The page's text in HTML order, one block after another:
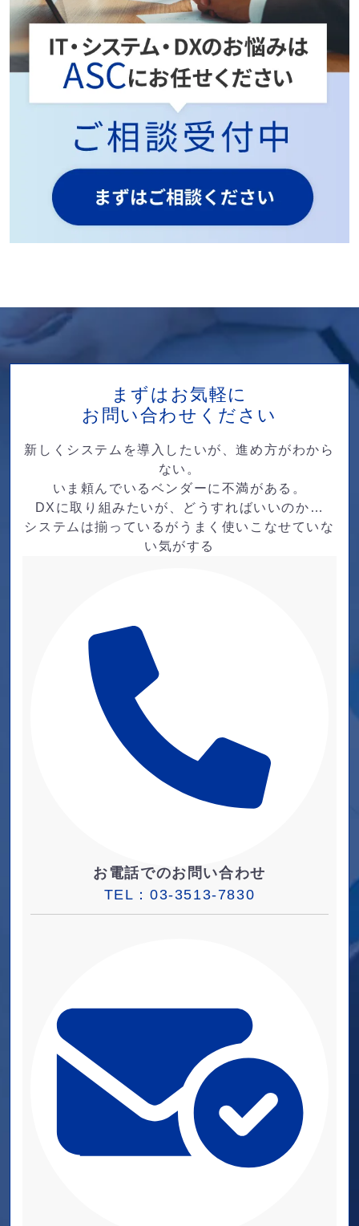
まずはお気軽に
お問い合わせください
新しくシステムを導入したいが、進め方がわから
ない。
いま頼んでいるベンダーに不満がある。
DXに取り組みたいが、どうすればいいのか…
システムは揃っているがうまく使いこなせていな
い気がする
お電話でのお問い合わせ
TEL：03-3513-7830